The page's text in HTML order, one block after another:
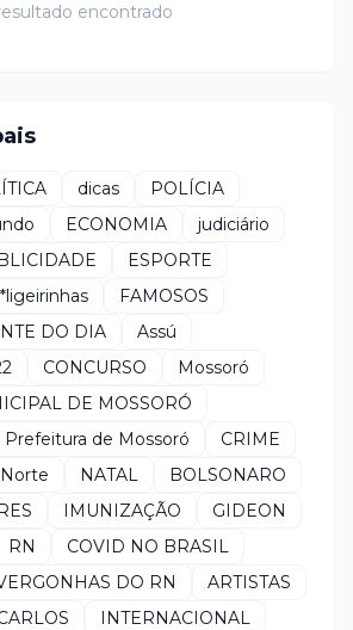
encontrado
dicas
POLÍCIA
ECONOMIA
judiciário
ESPORTE
*ligeirinhas
FAMOSOS
DO DIA
Assú
CONCURSO
Mossoró
DE MOSSORÓ
Prefeitura de Mossoró
CRIME
NATAL
BOLSONARO
IMUNIZAÇÃO
GIDEON
RN
COVID NO BRASIL
DO RN
ARTISTAS
INTERNACIONAL